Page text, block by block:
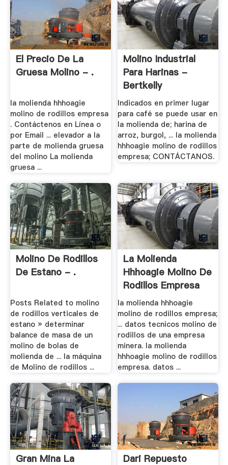
El Precio De La
Gruesa Molino - .
la molienda hhhoagie
molino de rodillos empresa
. Contáctenos en Línea o
por Email ... elevador a la
parte de molienda gruesa
del molino La molienda
gruesa ...
Molino Industrial
Para Harinas -
Bertkelly
Indicados en primer lugar
para café se puede usar en
la molienda de; harina de
arroz, burgol, ... la molienda
hhhoagie molino de rodillos
empresa; CONTÁCTANOS.
Molino De Rodillos
De Estano - .
Posts Related to molino
de rodillos verticales de
estano » determinar
balance de masa de un
molino de bolas de
molienda de ... la máquina
de Molino de rodillos ...
La Molienda
Hhhoagie Molino De
Rodillos Empresa
la molienda hhhoagie
molino de rodillos empresa;
... datos tecnicos molino de
rodillos de una empresa
minera. la molienda
hhhoagie molino de rodillos
empresa. datos ...
Gran Mina La
Dari Repuesto